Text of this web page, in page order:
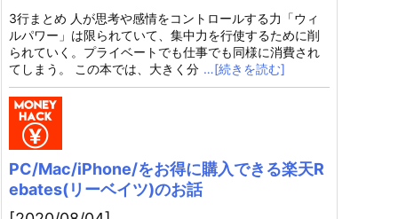
3行まとめ 人が思考や感情をコントロールする力「ウィ
ルパワー」は限られていて、集中力を行使するために削
られていく。プライベートでも仕事でも同様に消費され
てしまう。 この本では、大きく分 …[続きを読む]
PC/Mac/iPhone/をお得に購入できる楽天R
ebates(リーベイツ)のお話